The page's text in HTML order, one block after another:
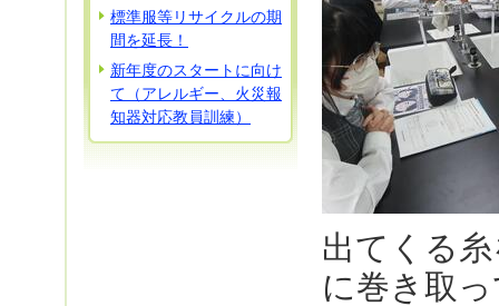
標準服等リサイクルの期
間を延長！
新年度のスタートに向け
て（アレルギー、火災報
知器対応教員訓練）
出てくる
に巻き取